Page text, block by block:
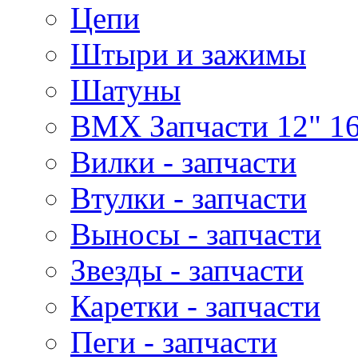
Цепи
Штыри и зажимы
Шатуны
BMX Запчасти 12"
Вилки - запчасти
Втулки - запчасти
Выносы - запчасти
Звезды - запчасти
Каретки - запчасти
Пеги - запчасти